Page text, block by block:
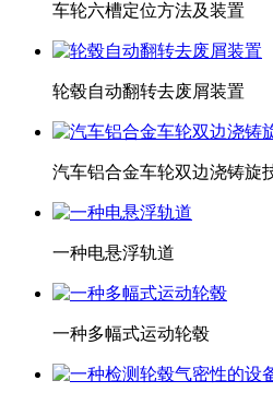
车轮六槽定位方法及装置
轮毂自动翻转去废屑装置
汽车铝合金车轮双边浇铸旋
一种电悬浮轨道
一种多幅式运动轮毂